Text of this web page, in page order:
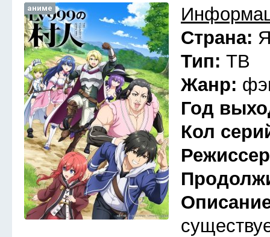
аниме
Страна:
Тип: ТВ
Жанр:
Год
Кол